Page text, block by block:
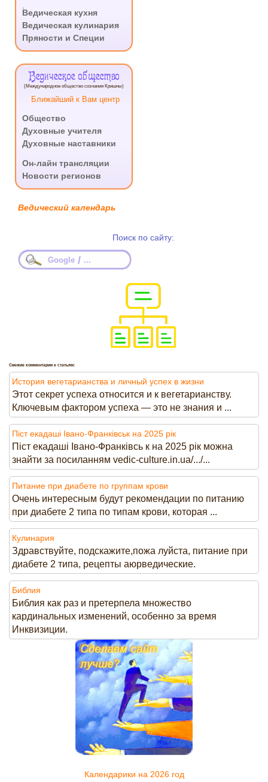
Ведическая кухня
Ведическая кулинария
Пряности и Специи
Ведическое общество
(Международное общество сознания Кришны)
Ближайший к Вам центр
Общество
Духовные учителя
Духовные наставники
Он-лайн трансляции
Новости регионов
Ведический календарь
Поиск по сайту:
Google / ...
Свежие комментарии к статьям:
История вегетарианства и личный успех в жизни
Этот секрет успеха относится и к вегетарианству.
Ключевым фактором успеха — это не знания и ...
Піст екадаші Івано-Франківськ на 2025 рік
Піст екадаші Івано-Франківсь к на 2025 рік можна
знайти за посиланням vedic-culture.in.ua/.../...
Питание при диабете по группам крови
Очень интересным будут рекомендации по питанию
при диабете 2 типа по типам крови, которая ...
Кулинария
Здравствуйте, подскажите,пожа луйста, питание при
диабете 2 типа, рецепты аюрведические.
Библия
Библия как раз и претерпела множество
кардинальных изменений, особенно за время
Инквизиции.
Календарики на 2026 год